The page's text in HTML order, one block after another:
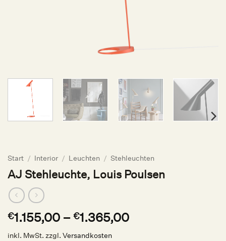
Start / Interior / Leuchten / Stehleuchten
AJ Stehleuchte, Louis Poulsen
€1.155,00 – €1.365,00
inkl. MwSt. zzgl. Versandkosten